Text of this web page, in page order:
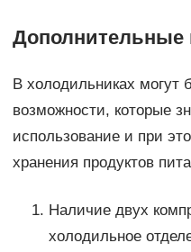
Дополнительные
В холодильниках могут
возможности, которые
использование и при
хранения продуктов
Наличие двух
холодильное